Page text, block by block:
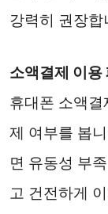
강력히 권장합
소액결제 이용
휴대폰 소액
제 여부를 봅
면 유동성 부
고 건전하게